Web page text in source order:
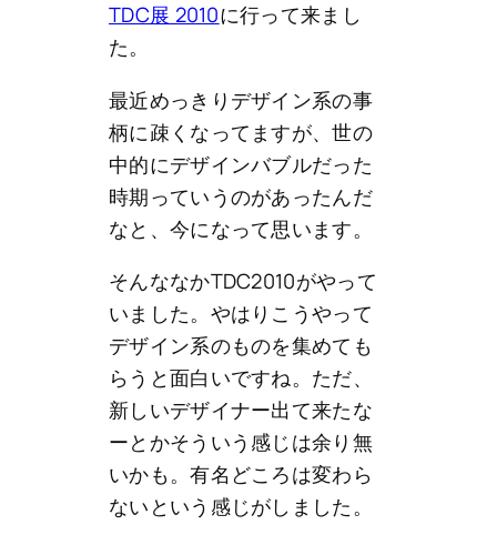
TDC展 2010に行って来まし
た。
最近めっきりデザイン系の事
柄に疎くなってますが、世の
中的にデザインバブルだった
時期っていうのがあったんだ
なと、今になって思います。
そんななかTDC2010がやって
いました。やはりこうやって
デザイン系のものを集めても
らうと面白いですね。ただ、
新しいデザイナー出て来たな
ーとかそういう感じは余り無
いかも。有名どころは変わら
ないという感じがしました。